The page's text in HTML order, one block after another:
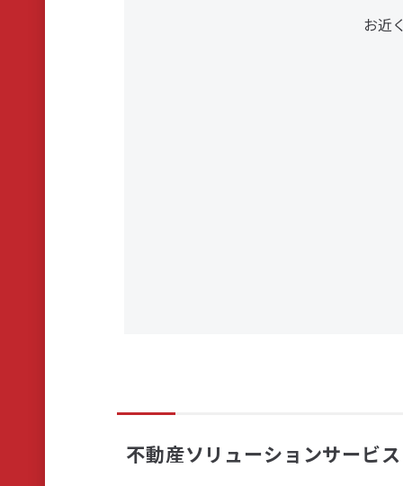
お近
不動産ソリューションサービス